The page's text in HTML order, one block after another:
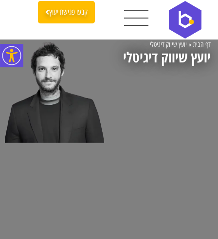
קבעו פגישת יעוץ
דף הבית » יועץ שיווק דיגיטלי
יועץ שיווק דיגיטלי